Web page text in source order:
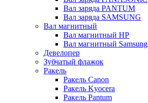
Вал заряда PANTUM
Вал заряда SAMSUNG
Вал магнитный
Вал магнитный HP
Вал магнитный Samsung
Девелопер
Зубчатый флажок
Ракель
Ракель Canon
Ракель Kyocera
Ракель Pantum